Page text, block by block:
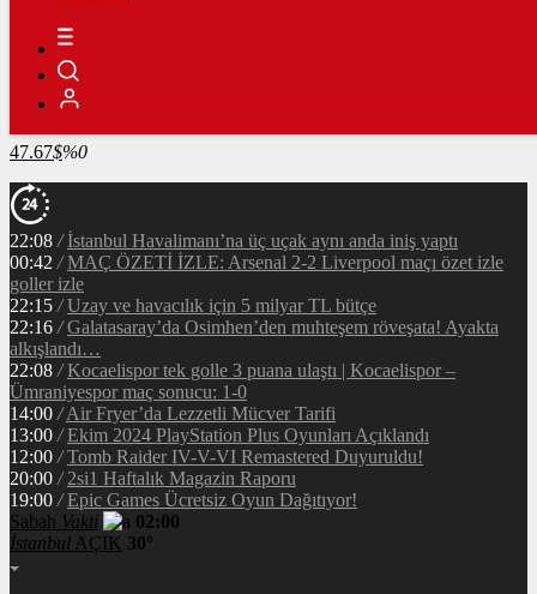
RİPPLE
48.42
%-2.9
TETHER
47.67$%0
22:08 / İstanbul Havalimanı’na üç uçak aynı anda iniş yaptı
00:42 / MAÇ ÖZETİ İZLE: Arsenal 2-2 Liverpool maçı özet izle
goller izle
22:15 / Uzay ve havacılık için 5 milyar TL bütçe
22:16 / Galatasaray’da Osimhen’den muhteşem röveşata! Ayakta
alkışlandı…
22:08 / Kocaelispor tek golle 3 puana ulaştı | Kocaelispor –
Ümraniyespor maç sonucu: 1-0
14:00 / Air Fryer’da Lezzetli Mücver Tarifi
13:00 / Ekim 2024 PlayStation Plus Oyunları Açıklandı
12:00 / Tomb Raider IV-V-VI Remastered Duyuruldu!
20:00 / 2si1 Haftalık Magazin Raporu
19:00 / Epic Games Ücretsiz Oyun Dağıtıyor!
Sabah Vakti
02:00
İstanbul AÇIK 30°